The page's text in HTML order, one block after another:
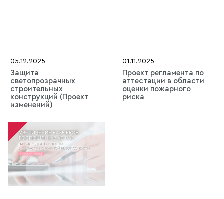
05.12.2025
Защита
светопрозрачных
строительных
конструкций (Проект
изменений)
01.11.2025
Проект регламента по
аттестации в области
оценки пожарного
риска